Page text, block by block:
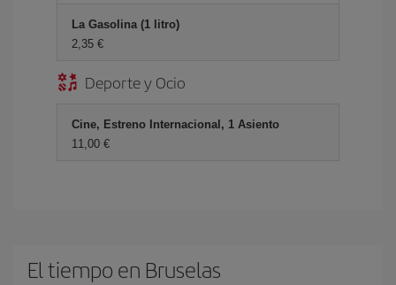
La Gasolina (1 litro)
2,35 €
Deporte y Ocio
Cine, Estreno Internacional, 1 Asiento
11,00 €
El tiempo en Bruselas